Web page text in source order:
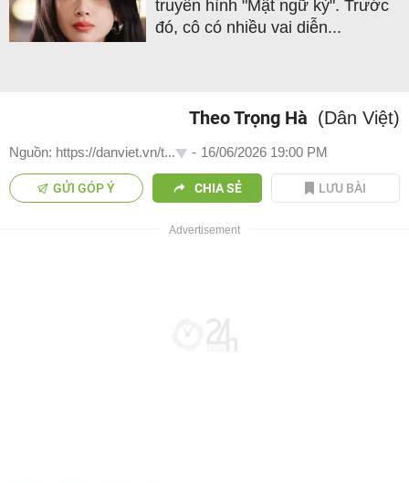
truyền hình "Mật ngữ kỷ". Trước
đó, cô có nhiều vai diễn...
Theo Trọng Hà (Dân Việt)
Nguồn: https://danviet.vn/t... - 16/06/2026 19:00 PM
GỬI GÓP Ý CHIA SẺ LƯU BÀI